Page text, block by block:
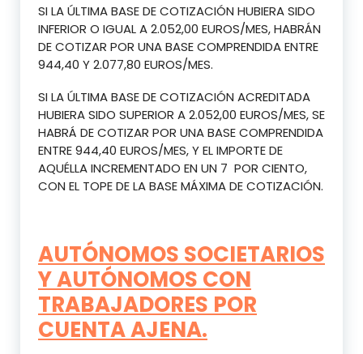
SI LA ÚLTIMA BASE DE COTIZACIÓN HUBIERA SIDO
INFERIOR O IGUAL A 2.052,00 EUROS/MES, HABRÁN
DE COTIZAR POR UNA BASE COMPRENDIDA ENTRE
944,40 Y 2.077,80 EUROS/MES.
SI LA ÚLTIMA BASE DE COTIZACIÓN ACREDITADA
HUBIERA SIDO SUPERIOR A 2.052,00 EUROS/MES, SE
HABRÁ DE COTIZAR POR UNA BASE COMPRENDIDA
ENTRE 944,40 EUROS/MES, Y EL IMPORTE DE
AQUÉLLA INCREMENTADO EN UN 7 POR CIENTO,
CON EL TOPE DE LA BASE MÁXIMA DE COTIZACIÓN.
AUTÓNOMOS SOCIETARIOS
Y AUTÓNOMOS CON
TRABAJADORES POR
CUENTA AJENA.